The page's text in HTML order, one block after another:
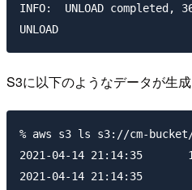
INFO:  UNLOAD
S3に以下のようなデータが生成
% aws s3 ls s3://cm-
2021-04-14 21:14:35
2021-04-14 21:14:35